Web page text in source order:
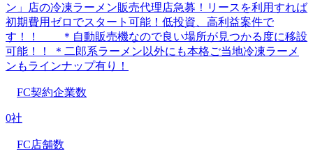
ン」店の冷凍ラーメン販売代理店急募！リースを利用すれば
初期費用ゼロでスタート可能！低投資、高利益案件で
す！！ ＊自動販売機なので良い場所が見つかる度に移設
可能！！ ＊二郎系ラーメン以外にも本格ご当地冷凍ラーメ
ンもラインナップ有り！
FC契約企業数
0社
FC店舗数